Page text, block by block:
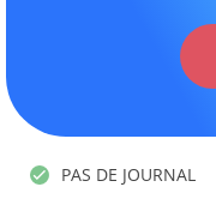
PAS DE JOURNAL